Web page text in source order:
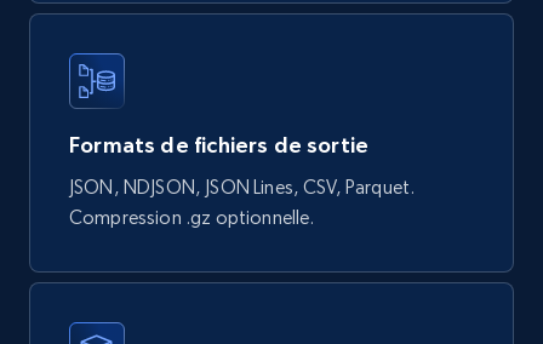
Wayfair products
URL, Product id, Title, Rating, Reviews count,
eCommerce
Formats de fichiers de sortie
JSON, NDJSON, JSON Lines, CSV, Parquet.
Compression .gz optionnelle.